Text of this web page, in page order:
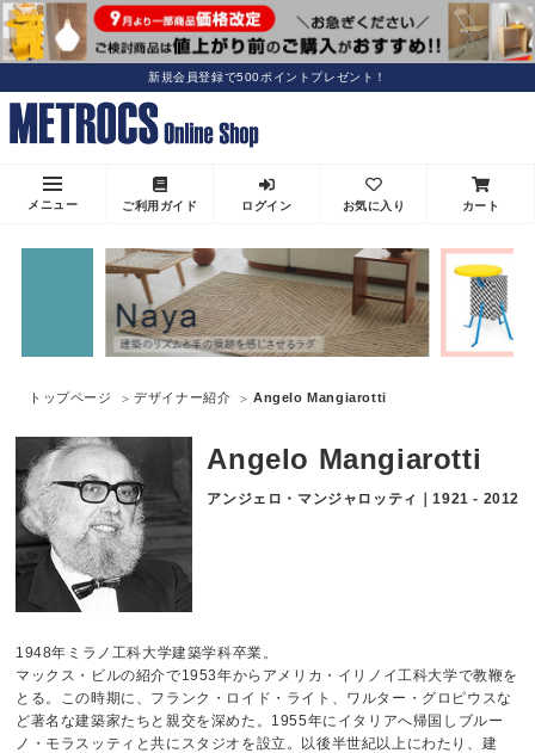
新規会員登録で500ポイントプレゼント！
メニュー ご利用ガイド ログイン お気に入り カート
トップページ デザイナー紹介 Angelo Mangiarotti
Angelo Mangiarotti
アンジェロ・マンジャロッティ｜1921 - 2012
1948年ミラノ工科大学建築学科卒業。
マックス・ビルの紹介で1953年からアメリカ・イリノイ工科大学で教鞭を
とる。この時期に、フランク・ロイド・ライト、ワルター・グロピウスな
ど著名な建築家たちと親交を深めた。1955年にイタリアへ帰国しブルー
ノ・モラスッティと共にスタジオを設立。以後半世紀以上にわたり、建